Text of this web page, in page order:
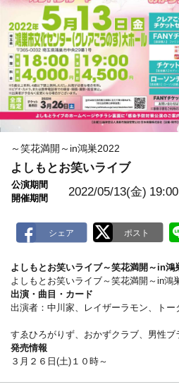
～笑花満開～in鴻巣2022
よしもとお笑いライブ
公演期間
開催期間
2022/05/13(金) 19:00
よしもとお笑いライブ～笑花満開～in鴻
よしもとお笑いライブ～笑花満開～in鴻
出演・曲目・カード
出演者：中川家、レイザーラモン、トー
すゑひろがりず、おかずクラブ、男性
発売情報
３月２６日(土)１０時～